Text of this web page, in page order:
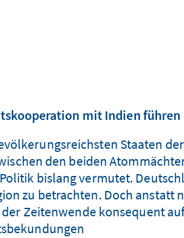
mit Indien führen
Staaten
den beiden
bislang vermutet.
zu betrachten. Doch anstatt
Zeitenwende konsequent